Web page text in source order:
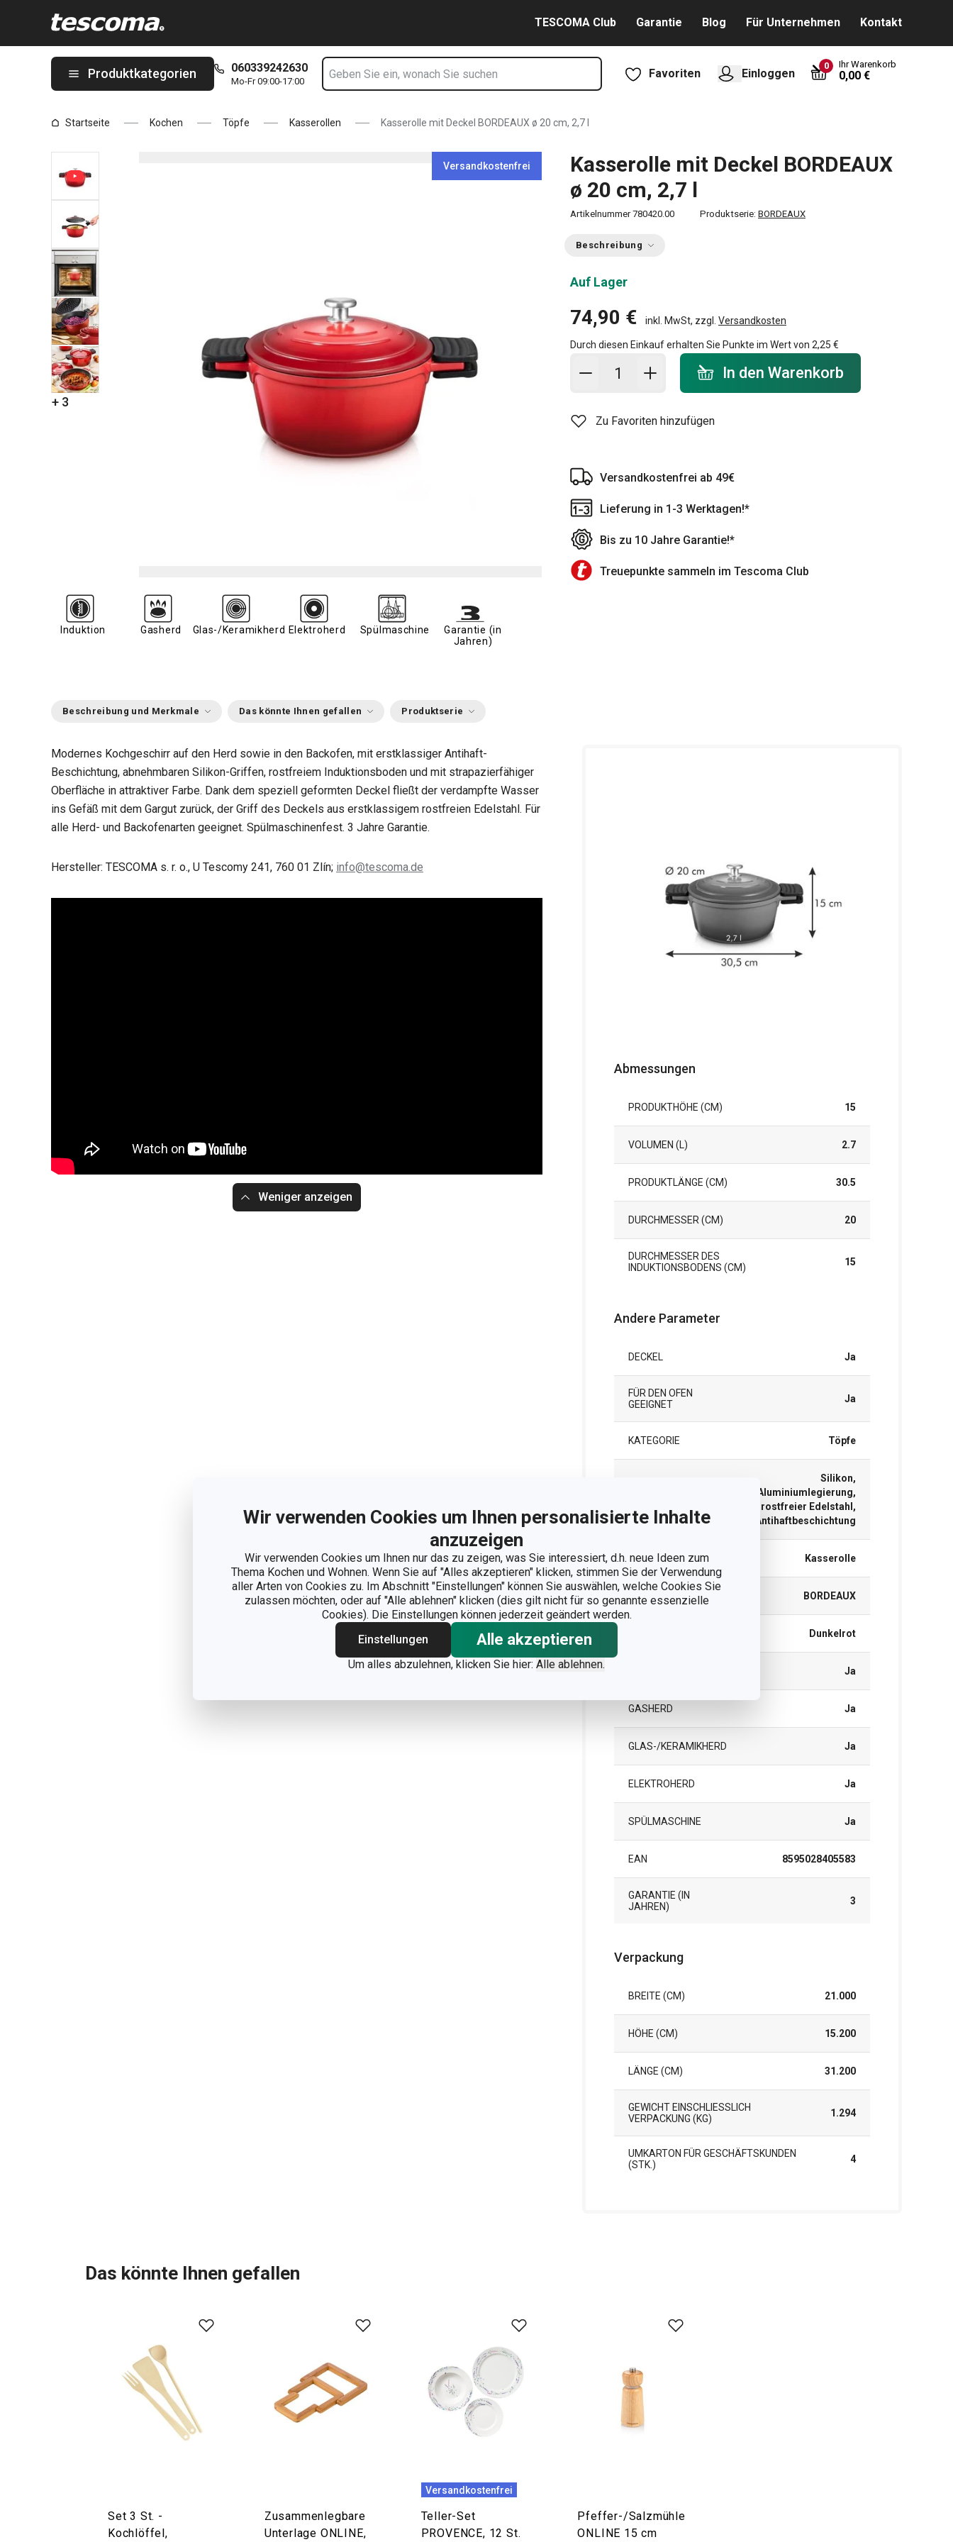
Wir verwenden Cookies um Ihnen personalisierte Inhalte
anzuzeigen
Wir verwenden Cookies um Ihnen nur das zu zeigen, was Sie interessiert, d.h. neue Ideen zum
Thema Kochen und Wohnen. Wenn Sie auf "Alles akzeptieren" klicken, stimmen Sie der Verwendung
aller Arten von Cookies zu. Im Abschnitt "Einstellungen" können Sie auswählen, welche Cookies Sie
zulassen möchten, oder auf "Alle ablehnen" klicken (dies gilt nicht für so genannte essenzielle
Cookies). Die Einstellungen können jederzeit geändert werden.
Einstellungen
Alle akzeptieren
Um alles abzulehnen, klicken Sie hier: Alle ablehnen.
TESCOMA Club Garantie Blog Für Unternehmen Kontakt
Produktkategorien 060339242630
Mo-Fr 09:00-17:00
Favoriten Einloggen
0 Ihr Warenkorb
0,00 €
Startseite Kochen Töpfe Kasserollen Kasserolle mit Deckel BORDEAUX ø 20 cm, 2,7 l
+ 3
Versandkostenfrei
Kasserolle mit Deckel BORDEAUX
ø 20 cm, 2,7 l
Artikelnummer 780420.00 Produktserie: BORDEAUX
Beschreibung
Auf Lager
74,90 € inkl. MwSt, zzgl. Versandkosten
Durch diesen Einkauf erhalten Sie Punkte im Wert von 2,25 €
In den Warenkorb - Menge
In den Warenkorb
Zu Favoriten hinzufügen
Versandkostenfrei ab 49€
Lieferung in 1-3 Werktagen!*
Bis zu 10 Jahre Garantie!*
Treuepunkte sammeln im Tescoma Club
Induktion Gasherd Glas-/Keramikherd Elektroherd Spülmaschine
Garantie (in
Jahren)
Beschreibung und Merkmale Das könnte Ihnen gefallen Produktserie
Modernes Kochgeschirr auf den Herd sowie in den Backofen, mit erstklassiger Antihaft-
Beschichtung, abnehmbaren Silikon-Griffen, rostfreiem Induktionsboden und mit strapazierfähiger
Oberfläche in attraktiver Farbe. Dank dem speziell geformten Deckel fließt der verdampfte Wasser
ins Gefäß mit dem Gargut zurück, der Griff des Deckels aus erstklassigem rostfreien Edelstahl. Für
alle Herd- und Backofenarten geeignet. Spülmaschinenfest. 3 Jahre Garantie.
Hersteller: TESCOMA s. r. o., U Tescomy 241, 760 01 Zlín; info@tescoma.de
Weniger anzeigen
Abmessungen
PRODUKTHÖHE (CM) 15
VOLUMEN (L) 2.7
PRODUKTLÄNGE (CM) 30.5
DURCHMESSER (CM) 20
DURCHMESSER DES
INDUKTIONSBODENS (CM)
15
Andere Parameter
DECKEL Ja
FÜR DEN OFEN
GEEIGNET
Ja
KATEGORIE Töpfe
Silikon,
Aluminiumlegierung,
rostfreier Edelstahl,
Antihaftbeschichtung
PRODUKTART Kasserolle
PRODUKTLINIE BORDEAUX
Dunkelrot
Ja
GASHERD Ja
GLAS-/KERAMIKHERD Ja
ELEKTROHERD Ja
SPÜLMASCHINE Ja
EAN 8595028405583
GARANTIE (IN
JAHREN)
3
Verpackung
BREITE (CM) 21.000
HÖHE (CM) 15.200
LÄNGE (CM) 31.200
GEWICHT EINSCHLIESSLICH V
ERPACKUNG (KG)
1.294
UMKARTON FÜR GESCHÄFTSKUNDEN
(STK.)
4
Das könnte Ihnen gefallen
Set 3 St. -
Kochlöffel,
Zusammenlegbare
Unterlage ONLINE,
Versandkostenfrei
Teller-Set
PROVENCE, 12 St.
Pfeffer-/Salzmühle
ONLINE 15 cm